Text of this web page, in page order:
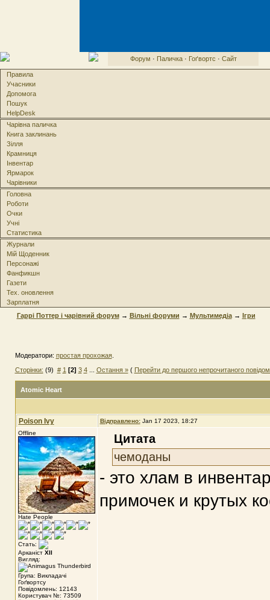
Форум · Паличка· Гоґвортс · Сайт
Правила
Учасники
Допомога
Пошук
HelpDesk
Чарівна паличка
Книга заклинань
Зілля
Крамниця
Інвентар
Ярмарок
Чарівники
Головна
Роботи
Очки
Учні
Статистика
Журнали
Мій Щоденник
Персонажі
Фанфикшн
Газети
Тех. оновлення
Зарплатня
Гаррі Поттер і чарівний форум→ Вільні форуми → Мультимедіа→ Ігри
Модератори: простая прохожая.
Сторінки: (9) # 1 [2] 3 4... Остання »( Перейти до першого непрочитаного
Atomic Heart
Poison Ivy Відправлено: Jan 17 2023, 18:27
Offline
Hate People
Стать:
Арканіст XII
Вигляд:
Група: Викладачі
Гоґвортсу
Повідомлень: 12143
Користувач №: 73509
Цитата
чемоданы
- это хлам в
примочек и крутых